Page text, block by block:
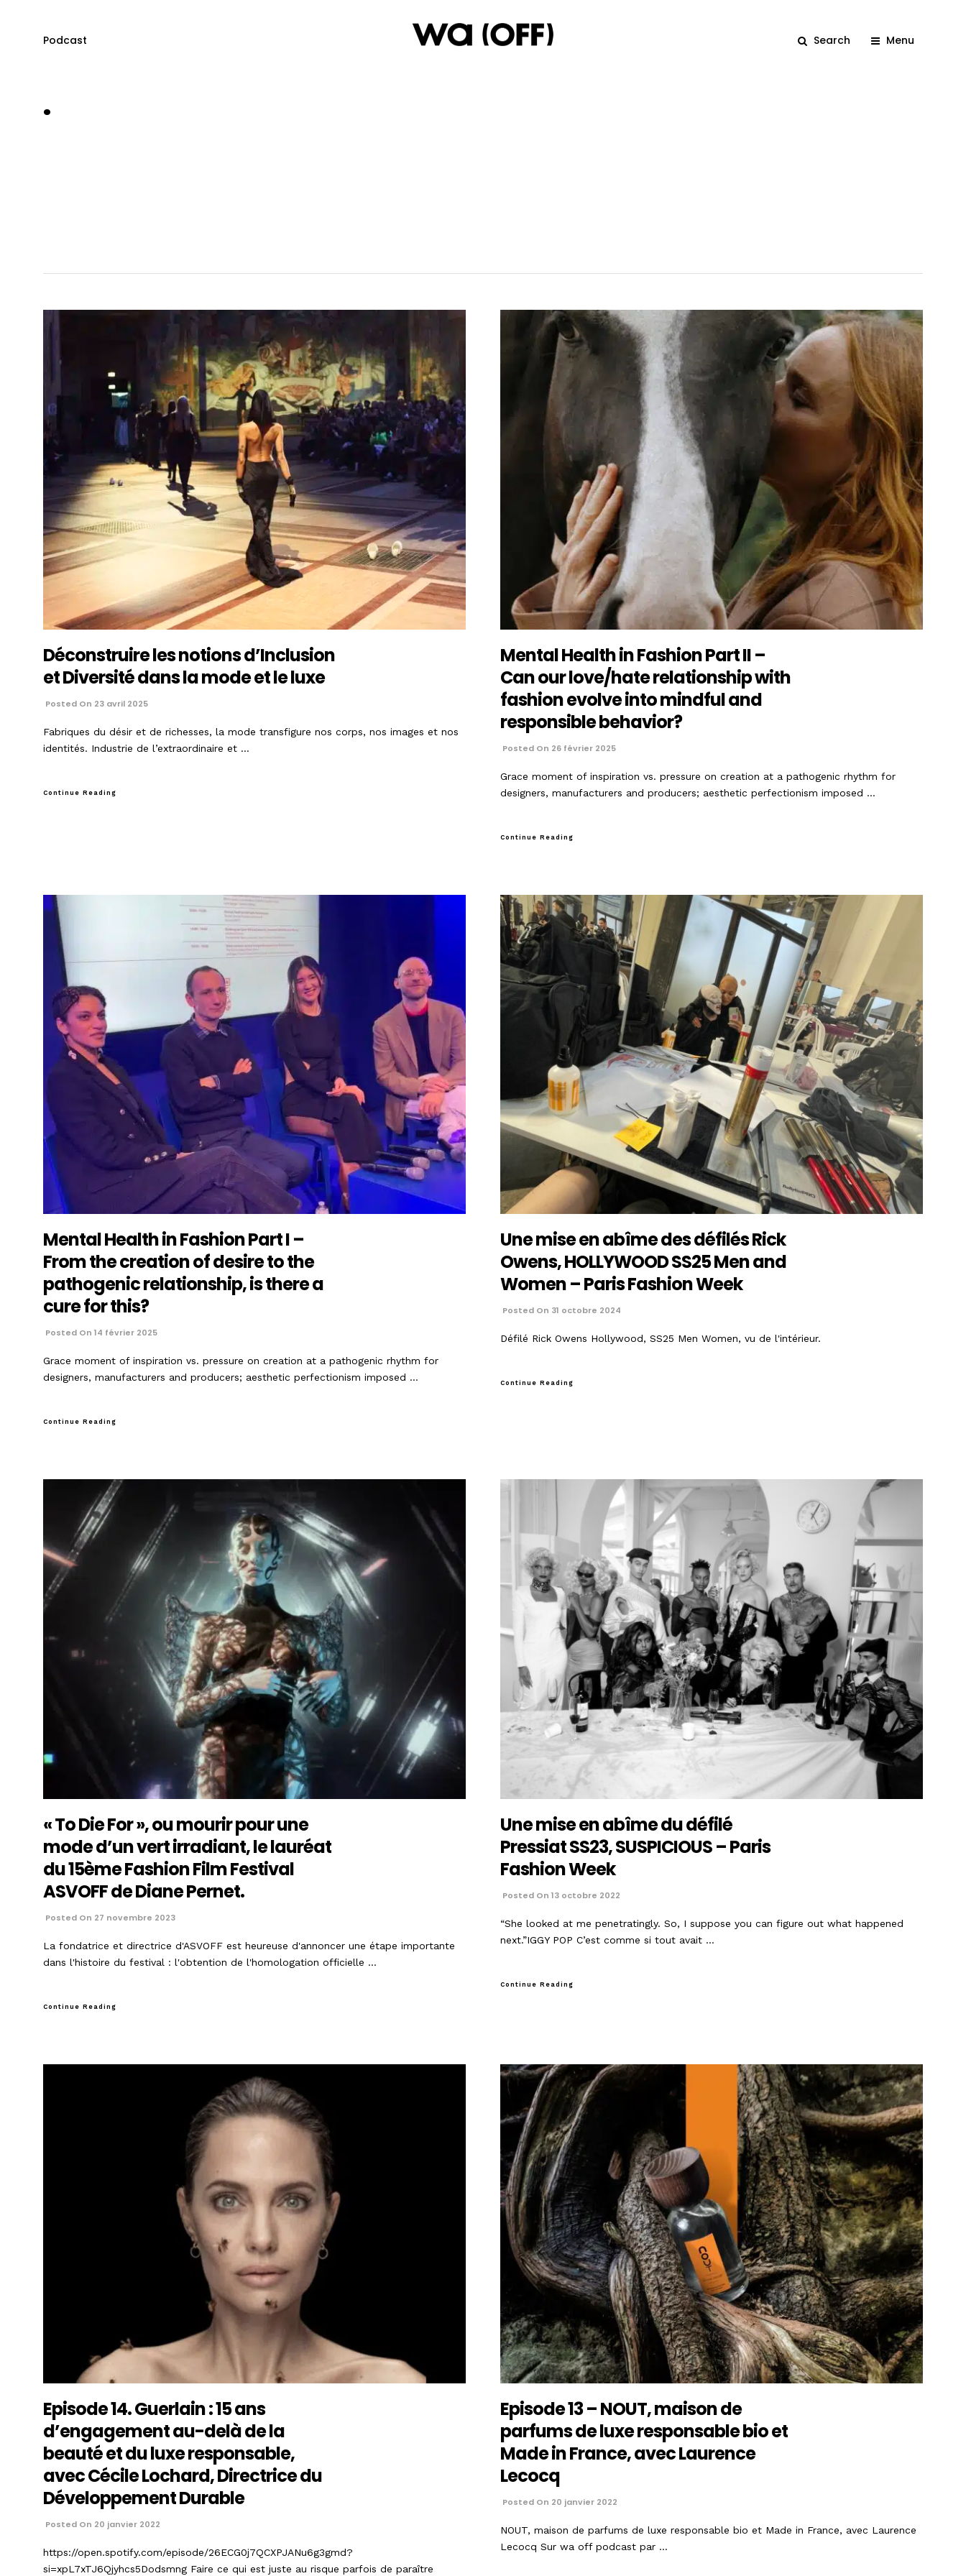
Podcast Search Menu
.
Déconstruire les notions d’Inclusion
et Diversité dans la mode et le luxe
Posted On 23 avril 2025
Fabriques du désir et de richesses, la mode transfigure nos corps, nos images et nos
identités. Industrie de l’extraordinaire et …
Continue Reading
Mental Health in Fashion Part II –
Can our love/hate relationship with
fashion evolve into mindful and
responsible behavior?
Posted On 26 février 2025
Grace moment of inspiration vs. pressure on creation at a pathogenic rhythm for
designers, manufacturers and producers; aesthetic perfectionism imposed …
Continue Reading
Mental Health in Fashion Part I –
From the creation of desire to the
pathogenic relationship, is there a
cure for this?
Posted On 14 février 2025
Grace moment of inspiration vs. pressure on creation at a pathogenic rhythm for
designers, manufacturers and producers; aesthetic perfectionism imposed …
Continue Reading
Une mise en abîme des défilés Rick
Owens, HOLLYWOOD SS25 Men and
Women – Paris Fashion Week
Posted On 31 octobre 2024
Défilé Rick Owens Hollywood, SS25 Men Women, vu de l'intérieur.
Continue Reading
« To Die For », ou mourir pour une
mode d’un vert irradiant, le lauréat
du 15ème Fashion Film Festival
ASVOFF de Diane Pernet.
Posted On 27 novembre 2023
La fondatrice et directrice d'ASVOFF est heureuse d'annoncer une étape importante
dans l'histoire du festival : l'obtention de l'homologation officielle …
Continue Reading
Une mise en abîme du défilé
Pressiat SS23, SUSPICIOUS – Paris
Fashion Week
Posted On 13 octobre 2022
“She looked at me penetratingly. So, I suppose you can figure out what happened
next.”IGGY POP C’est comme si tout avait …
Continue Reading
Episode 14. Guerlain : 15 ans
d’engagement au-delà de la
beauté et du luxe responsable,
avec Cécile Lochard, Directrice du
Développement Durable
Posted On 20 janvier 2022
https://open.spotify.com/episode/26ECG0j7QCXPJANu6g3gmd?
si=xpL7xTJ6Qjyhcs5Dodsmng Faire ce qui est juste au risque parfois de paraître
Episode 13 – NOUT, maison de
parfums de luxe responsable bio et
Made in France, avec Laurence
Lecocq
Posted On 20 janvier 2022
NOUT, maison de parfums de luxe responsable bio et Made in France, avec Laurence
Lecocq Sur wa off podcast par …